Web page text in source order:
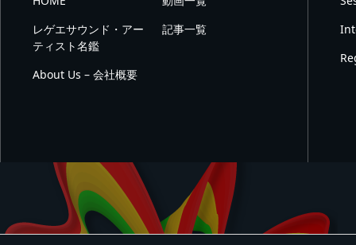
レゲエサウンド・アー
ティスト名鑑
記事一覧
About Us – 会社概要